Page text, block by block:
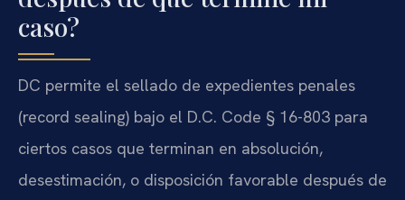
caso?
DC permite el sellado de expedientes penales
(record sealing) bajo el D.C. Code § 16-803 para
ciertos casos que terminan en absolución,
desestimación, o disposición favorable después de